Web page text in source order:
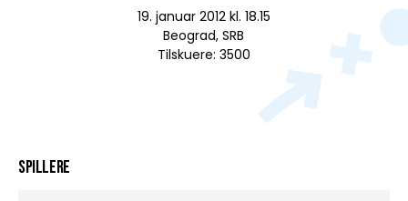
19. januar 2012 kl. 18.15
Beograd, SRB
Tilskuere: 3500
Spillere